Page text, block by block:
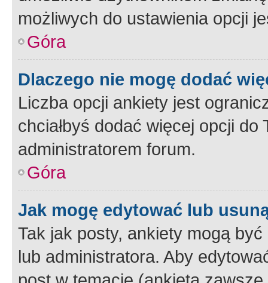
możliwych do ustawienia opcji
Góra
Dlaczego nie mogę dodać
Liczba opcji ankiety jest
chciałbyś dodać więcej opcji
administratorem forum.
Góra
Jak mogę edytować lub
Tak jak posty, ankiety mogą
lub administratora. Aby